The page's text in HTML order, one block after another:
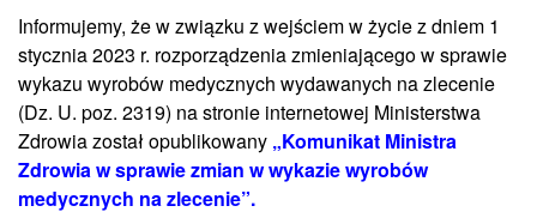
Informujemy, że w związku z wejściem w życie z dniem 1
stycznia 2023 r. rozporządzenia zmieniającego w sprawie
wykazu wyrobów medycznych wydawanych na zlecenie
(Dz. U. poz. 2319) na stronie internetowej Ministerstwa
Zdrowia został opublikowany „Komunikat Ministra
Zdrowia w sprawie zmian w wykazie wyrobów
medycznych na zlecenie”.